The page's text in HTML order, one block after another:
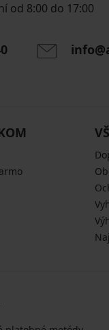
od 8:00 do 17:00